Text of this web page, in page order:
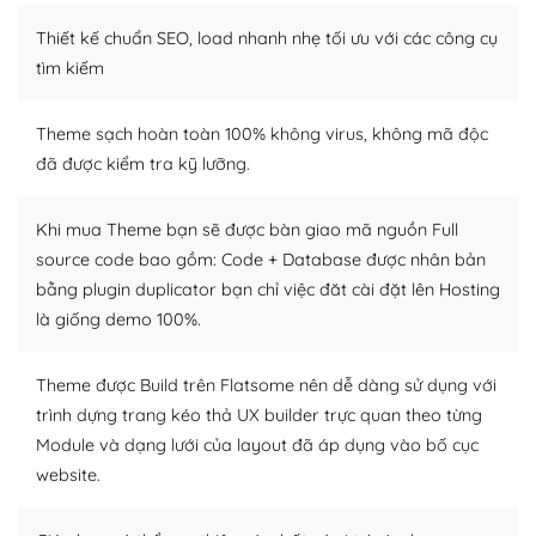
WordPress là nơi lưu trữ cho một diễn đàn cộng đồng
người cuồng tín WordPress.
Nếu bạn gặp khó khăn, bạn có thể lên mạng và tìm
lời, giải đáp vấn đề của bạn.
Cộng đồng sử dụng WordPress sẵn sàng hỗ trợ bạn
– Đa dạng plugin và themes
Plugin mở rộng là thành phần cài đặt thêm vào
WordPress để tăng thêm các tính năng cần thiết. Có
nhiều plugin trả phí hoặc miễn phí.
Nhờ lượng người dùng đông đảo, thư viện themes và
Thiết kế chuẩn SEO, load nhanh nhẹ tối ưu với các công cụ
tìm kiếm
Theme sạch hoàn toàn 100% không virus, không mã độc
đã được kiểm tra kỹ lưỡng.
Khi mua Theme bạn sẽ được bàn giao mã nguồn Full
source code bao gồm: Code + Database được nhân bản
bằng plugin duplicator bạn chỉ việc đăt cài đặt lên Hosting
là giống demo 100%.
Theme được Build trên Flatsome nên dễ dàng sử dụng với
trình dựng trang kéo thả UX builder trực quan theo từng
Module và dạng lưới của layout đã áp dụng vào bố cục
website.